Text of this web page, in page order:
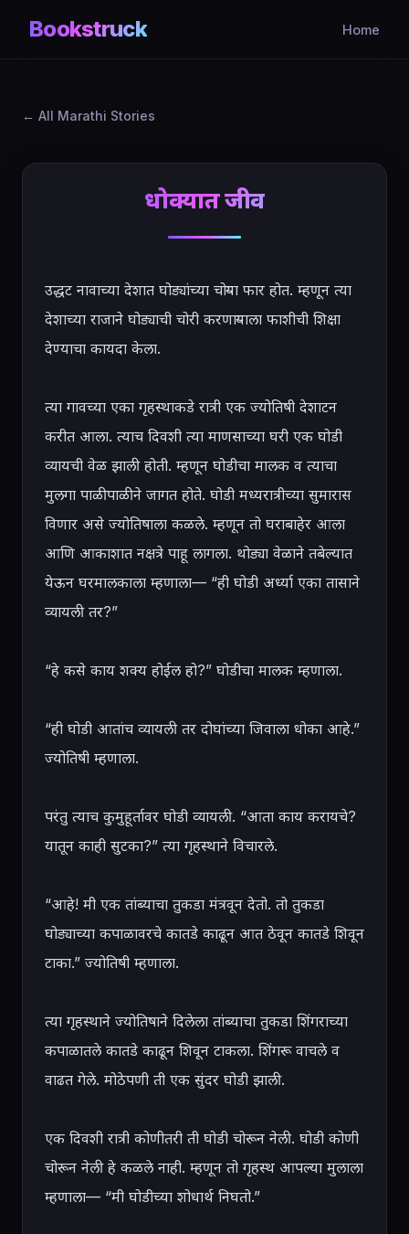
Bookstruck Home
All Marathi Stories
धोक्यात जीव
उद्धट नावाच्या देशात घोड्यांच्या चोऱ्या फार होत. म्हणून त्या
देशाच्या राजाने घोड्याची चोरी करणाऱ्याला फाशीची शिक्षा
देण्याचा कायदा केला.
त्या गावच्या एका गृहस्थाकडे रात्री एक ज्योतिषी देशाटन
करीत आला. त्याच दिवशी त्या माणसाच्या घरी एक घोडी
व्यायची वेळ झाली होती. म्हणून घोडीचा मालक व त्याचा
मुलगा पाळीपाळीने जागत होते. घोडी मध्यरात्रीच्या सुमारास
विणार असे ज्योतिषाला कळले. म्हणून तो घराबाहेर आला
आणि आकाशात नक्षत्रे पाहू लागला. थोड्या वेळाने तबेल्यात
येऊन घरमालकाला म्हणाला— “ही घोडी अर्ध्या एका तासाने
व्यायली तर?”
“हे कसे काय शक्य होईल हो?” घोडीचा मालक म्हणाला.
“ही घोडी आतांच व्यायली तर दोघांच्या जिवाला धोका आहे.”
ज्योतिषी म्हणाला.
परंतु त्याच कुमुहूर्तावर घोडी व्यायली. “आता काय करायचे?
यातून काही सुटका?” त्या गृहस्थाने विचारले.
“आहे! मी एक तांब्याचा तुकडा मंत्रवून देतो. तो तुकडा
घोड्याच्या कपाळावरचे कातडे काढून आत ठेवून कातडे शिवून
टाका.” ज्योतिषी म्हणाला.
त्या गृहस्थाने ज्योतिषाने दिलेला तांब्याचा तुकडा शिंगराच्या
कपाळातले कातडे काढून शिवून टाकला. शिंगरू वाचले व
वाढत गेले. मोठेपणी ती एक सुंदर घोडी झाली.
एक दिवशी रात्री कोणीतरी ती घोडी चोरून नेली. घोडी कोणी
चोरून नेली हे कळले नाही. म्हणून तो गृहस्थ आपल्या मुलाला
म्हणाला— “मी घोडीच्या शोधार्थ निघतो.”